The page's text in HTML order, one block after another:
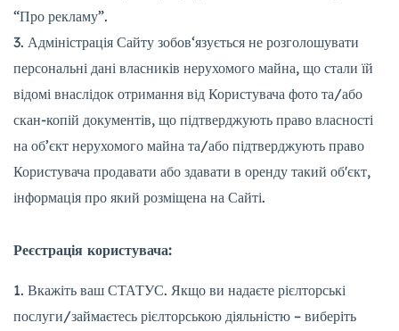
“Про рекламу”.
Адміністрація Сайту зобов‘язується не розголошувати
персональні дані власників нерухомого майна, що стали їй
відомі внаслідок отримання від Користувача фото та/або
скан-копій документів, що підтверджують право власності
на об’єкт нерухомого майна та/або підтверджують право
Користувача продавати або здавати в оренду такий обʼєкт,
інформація про який розміщена на Сайті.
Реєстрація користувача:
Вкажіть ваш СТАТУС. Якщо ви надаєте рієлторські
послуги/займаєтесь рієлторською діяльністю – виберіть